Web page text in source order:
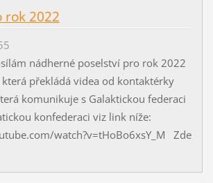
rok 2022
nádherné poselství pro rok 2022
překládá videa od kontaktérky
komunikuje s Galaktickou federaci
konfederaci viz link níže:
watch?v=tHoBo6xsY_M Zde